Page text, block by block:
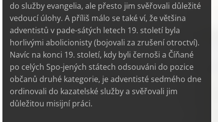
do služby evangelia, ale přesto jim svěřovali důležité
vedoucí úlohy. A příliš málo se také ví, že většina
adventistů v pade-sátých letech 19. století byla
horlivými abolicionisty (bojovali za zrušení otroctví).
Navíc na konci 19. století, kdy byli černoši a Číňané
po celých Spo-jených státech odsouváni do pozice
občanů druhé kategorie, je adventisté sedmého dne
ordinovali do kazatelské služby a svěřovali jim
důležitou misijní práci.